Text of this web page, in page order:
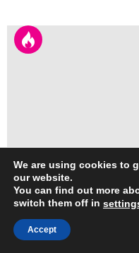
8 Shares
PARTIDO M21 A
GEZAGHEBER.
We are using cookies to
our website.
You can find out more
switch them off in
Accept